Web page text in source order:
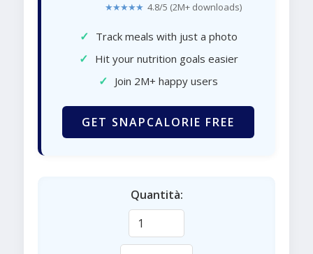
★★★★★ 4.8/5 (2M+ downloads)
✓ Track meals with just a photo
✓ Hit your nutrition goals easier
✓ Join 2M+ happy users
GET SNAPCALORIE FREE
Quantità: